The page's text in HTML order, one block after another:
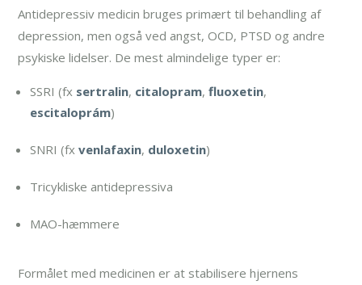
Antidepressiv medicin bruges primært til behandling af
depression, men også ved angst, OCD, PTSD og andre
psykiske lidelser. De mest almindelige typer er:
SSRI (fx sertralin, citalopram,fluoxetin,
escitaloprám)
SNRI (fxvenlafaxin, duloxetin)
Tricykliske antidepressiva
MAO-hæmmere
Formålet med medicinen er at stabilisere hjernens